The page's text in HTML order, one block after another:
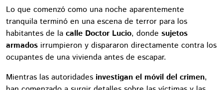
Lo que comenzó como una noche aparentemente
tranquila terminó en una escena de terror para los
habitantes de la calle Doctor Lucio, donde sujetos
armados irrumpieron y dispararon directamente contra los
ocupantes de una vivienda antes de escapar.
Mientras las autoridades investigan el móvil del crimen,